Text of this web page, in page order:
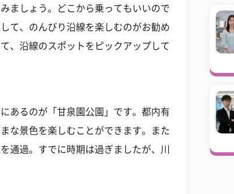
ましょう。どこから乗ってもいいので
て、のんびり沿線を楽しむのがお勧め
、沿線のスポットをピックアップして
あるのが「甘泉園公園」です。都内有
な景色を楽しむことができます。また
通過。すでに時期は過ぎましたが、川